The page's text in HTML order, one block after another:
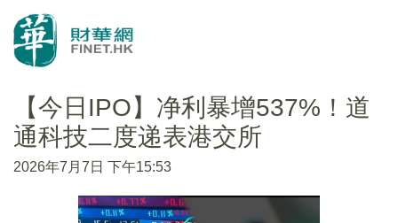
【今日IPO】净利暴增537%！道
通科技二度递表港交所
2026年7月7日 下午15:53